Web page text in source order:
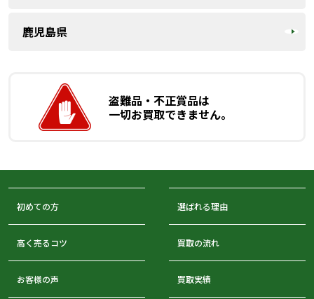
鹿児島県
盗難品・不正賞品は
一切お買取できません。
初めての方 選ばれる理由
高く売るコツ 買取の流れ
お客様の声 買取実績